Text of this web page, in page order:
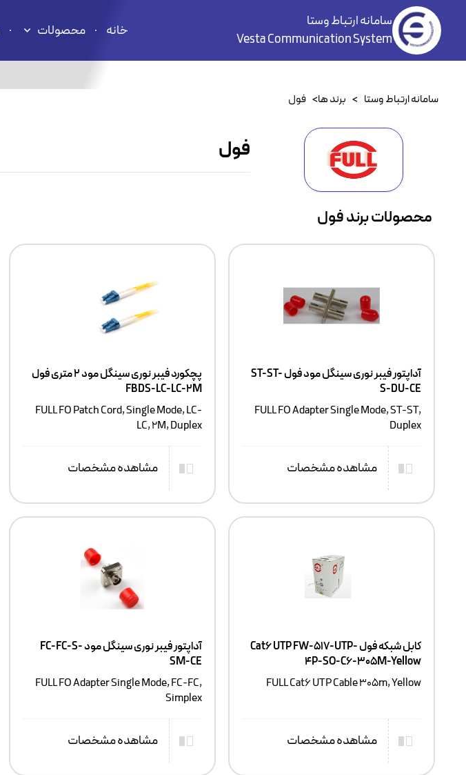
سامانه ارتباط وستا
Vesta Communication System
خانه محصولات
سامانه ارتباط وستا > برند ها> فول
فول
محصولات برند فول
آداپتور فیبر نوری سینگل مود فول ST-ST-
S-DU-CE
FULL FO Adapter Single Mode, ST-ST,
Duplex
مشاهده مشخصات
پچکورد فیبر نوری سینگل مود ۲ متری فول
FBDS-LC-LC-2M
FULL FO Patch Cord, Single Mode, LC-
LC, 2M, Duplex
مشاهده مشخصات
کابل شبکه فول Cat6 UTP FW-517-UTP-
4P-SO-C6-305M-Yellow
FULL Cat6 UTP Cable 305m, Yellow
مشاهده مشخصات
آداپتور فیبر نوری سینگل مود FC-FC-S-
SM-CE
FULL FO Adapter Single Mode, FC-FC,
Simplex
مشاهده مشخصات